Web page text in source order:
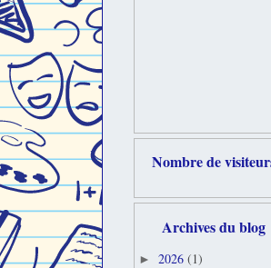
Nombre de
Archives du blog
► 2026 (1)